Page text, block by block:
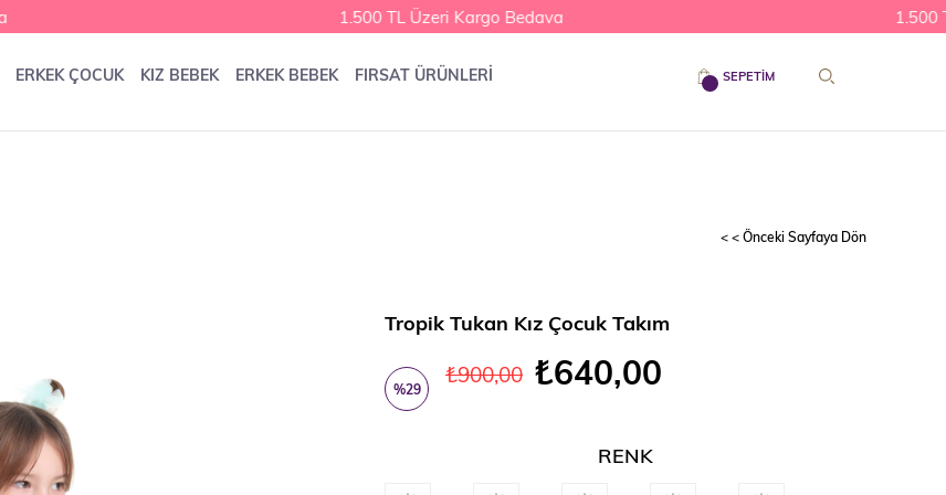
1.500 TL Üzeri Kargo Bedava 1.500
SEPETIM
ERKEK ÇOCUK KIZ BEBEK ERKEK BEBEK FIRSAT ÜRÜNLERİ
< < Önceki Sayfaya Dön
Tropik Tukan Kız Çocuk Takım
%29
₺900,00 ₺640,00
RENK